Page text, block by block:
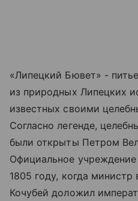
«Липецкий Бювет» -
из природных Липецких
известных своими
Согласно легенде,
были открыты Петром
Официальное
1805 году, когда министр
Кочубей доложил